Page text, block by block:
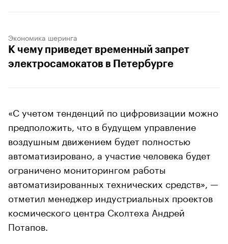
Экономика шеринга
К чему приведет временный запрет
электросамокатов в Петербурге
«С учетом тенденций по цифровизации можно
предположить, что в будущем управление
воздушным движением будет полностью
автоматизировано, а участие человека будет
ограничено мониторингом работы
автоматизированных технических средств», —
отметил менеджер индустриальных проектов
космического центра Сколтеха Андрей
Потапов.